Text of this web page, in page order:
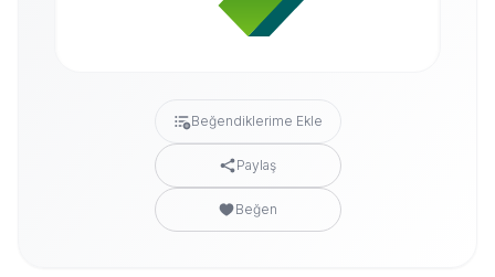
Beğendiklerime Ekle
Paylaş
Beğen